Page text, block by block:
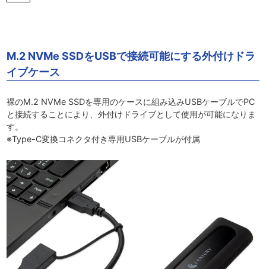
M.2 NVMe SSDをUSBで接続可能にする外付けドラ
イブケース
裸のM.2 NVMe SSDを専用のケースに組み込みUSBケーブルでPC
と接続することにより、外付けドライブとして使用が可能になりま
す。
※Type-C変換コネクタ付き専用USBケーブルが付属